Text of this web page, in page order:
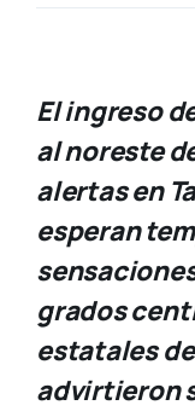
El ingreso
al noreste
alertas en
esperan
grados
estatales
advirtieron